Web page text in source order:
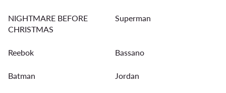
NIGHTMARE BEFORE
CHRISTMAS
Superman
Reebok Bassano
Batman Jordan